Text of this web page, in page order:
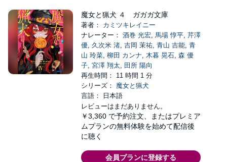
魔女と猟犬 ４ ガガガ文庫
著者： カミツキレイニー
ナレーター： 酒巻 光宏, 馬場 惇平, 芹澤
優, 久次米 渚, 吉岡 茉祐, 青山 吉能, 青
山 玲菜, 柳田 カンナ, 木暮 晃石, 森 優
子, 宮澤 翔太, 田所 陽向
再生時間： 11 時間 1 分
シリーズ： 魔女と猟犬
言語： 日本語
レビューはまだありません。
￥3,360 で予約注文、またはプレミア
ムプランの無料体験を始めて配信後
に聴く
会員プランに登録する